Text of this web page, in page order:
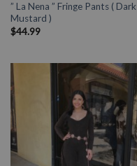
” La Nena ” Fringe Pants ( Dark
Mustard )
$44.99